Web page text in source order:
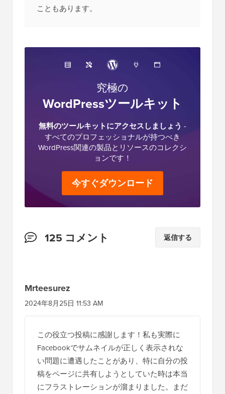
こともあります。
究極の
WordPressツールキット
無料のツールキットにアクセスしましょう -
すべてのプロフェッショナルが持つべき
WordPress関連の製品とリソースのコレクシ
ョンです！
今すぐダウンロード
読
の
イ
ン
125 コメント 返信する
Mrteesurez
2024年8月25日 11:53 AM
この役立つ投稿に感謝します！私も実際に
Facebookでサムネイルが正しく表示されな
い問題に遭遇したことがあり、特に自分の投
稿をページに共有しようとしていた時は本当
にフラストレーションが溜まりました。まだ